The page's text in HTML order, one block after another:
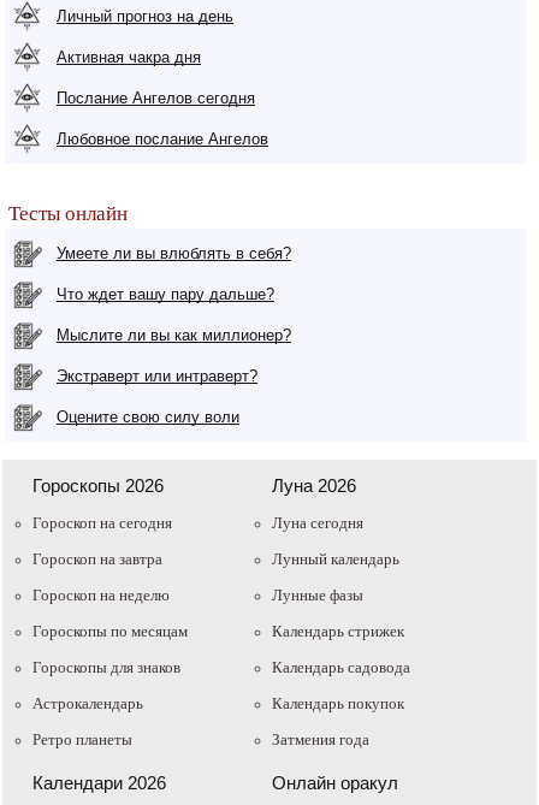
Личный прогноз на день
Активная чакра дня
Послание Ангелов сегодня
Любовное послание Ангелов
Тесты онлайн
Умеете ли вы влюблять в себя?
Что ждет вашу пару дальше?
Мыслите ли вы как миллионер?
Экстраверт или интраверт?
Оцените свою силу воли
Гороскопы 2026
Гороскоп на сегодня
Гороскоп на завтра
Гороскоп на неделю
Гороскопы по месяцам
Гороскопы для знаков
Астрокалендарь
Ретро планеты
Луна 2026
Луна сегодня
Лунный календарь
Лунные фазы
Календарь стрижек
Календарь садовода
Календарь покупок
Затмения года
Календари 2026 Онлайн оракул